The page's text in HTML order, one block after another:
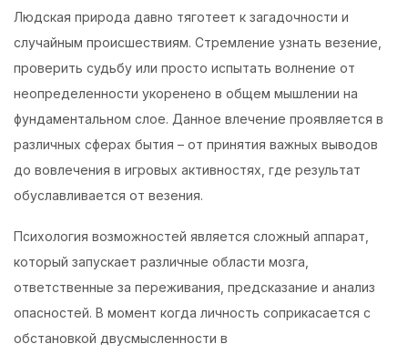
Людская природа давно тяготеет к загадочности и
случайным происшествиям. Стремление узнать везение,
проверить судьбу или просто испытать волнение от
неопределенности укоренено в общем мышлении на
фундаментальном слое. Данное влечение проявляется в
различных сферах бытия – от принятия важных выводов
до вовлечения в игровых активностях, где результат
обуславливается от везения.
Психология возможностей является сложный аппарат,
который запускает различные области мозга,
ответственные за переживания, предсказание и анализ
опасностей. В момент когда личность соприкасается с
обстановкой двусмысленности в
Phone*
Login with OTP
Login with Password
Login with Email OTP